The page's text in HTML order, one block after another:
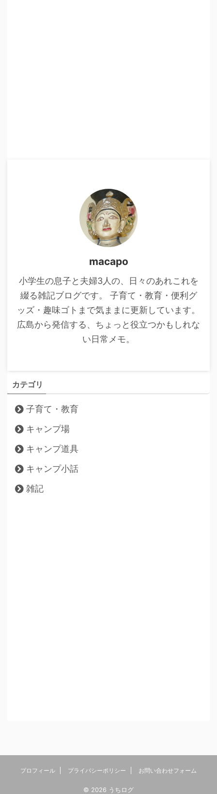
macapo
小学生の息子と夫婦3人の、日々のあれこれを
綴る雑記ブログです。 子育て・教育・便利グ
ッズ・趣味ゴトまで気ままに更新しています。
広島から発信する、ちょっと役立つかもしれな
い日常メモ。
カテゴリ
子育て・教育
キャンプ場
キャンプ道具
キャンプ小話
雑記
プロフィール プライバシーポリシー お問い合わせフォーム
© 2026 うちログ